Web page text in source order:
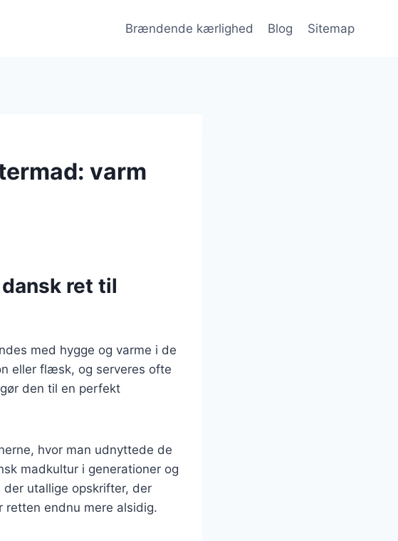
Brændende kærlighed Blog Sitemap
varm
ret til
med hygge og varme i de
eller flæsk, og serveres ofte
den til en perfekt
hvor man udnyttede de
madkultur i generationer og
utallige opskrifter, der
retten endnu mere alsidig.